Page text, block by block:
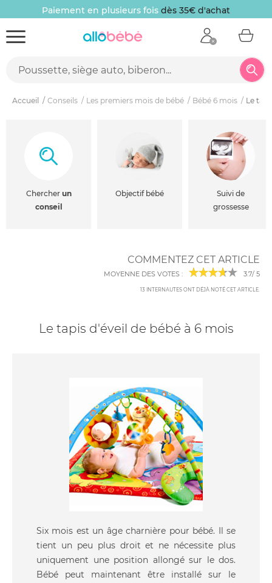
Paiement en plusieurs fois dès 35€ d'achat
Accueil Conseils Les premiers mois de bébé Bébé 6 mois Le
Chercher un
conseil
Objectif bébé
Suivi de
grossesse
COMMENTEZ CET ARTICLE
MOYENNE DES VOTES : 3.7/ 5
13 INTERNAUTES ONT DÉJÀ NOTÉ CET ARTICLE.
Le tapis d'éveil de bébé à 6 mois
Six mois est un âge charnière pour bébé. Il se
tient un peu plus droit et ne nécessite plus
uniquement une position allongé sur le dos.
Bébé peut maintenant être installé sur le